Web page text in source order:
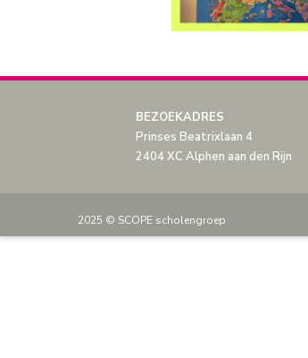
BEZOEKADRES
Prinses Beatrixlaan 4
2404 XC Alphen aan den Rijn
2025 © SCOPE scholengroep